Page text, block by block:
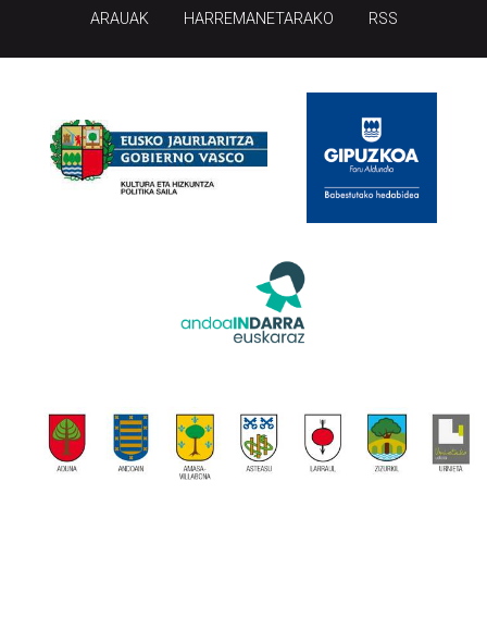
ARAUAK HARREMANETARAKO RSS